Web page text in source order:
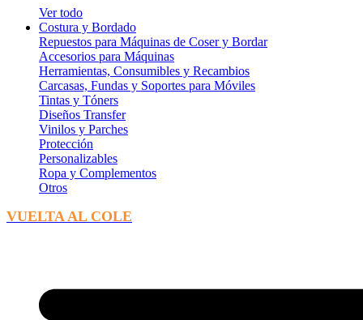
Ver todo
Costura y Bordado
Repuestos para Máquinas de Coser y Bordar
Accesorios para Máquinas
Herramientas, Consumibles y Recambios
Carcasas, Fundas y Soportes para Móviles
Tintas y Tóners
Diseños Transfer
Vinilos y Parches
Protección
Personalizables
Ropa y Complementos
Otros
VUELTA AL COLE